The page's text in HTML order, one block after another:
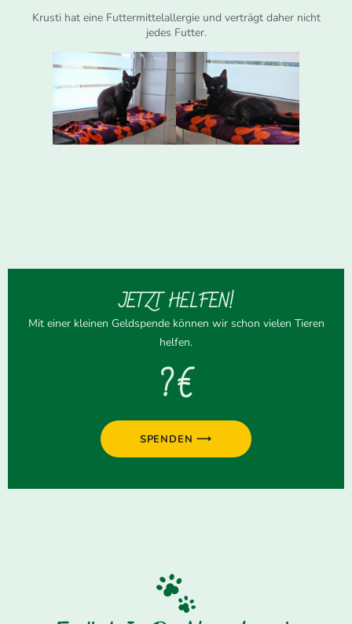
Krusti hat eine Futtermittelallergie und verträgt daher nicht
jedes Futter.
JETZT HELFEN!
Mit einer kleinen Geldspende können wir schon vielen Tieren
helfen.
? €
SPENDEN ⟶